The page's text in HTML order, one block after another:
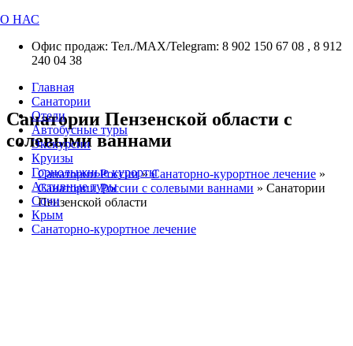
О НАС
Офис продаж: Тел./МАХ/Telegram: 8 902 150 67 08 , 8 912
240 04 38
Главная
Санатории
Отели
Автобусные туры
Экскурсии
Круизы
Горнолыжные курорты
Активные туры
Сочи
Крым
Санаторно-курортное лечение
Санатории Пензенской области с
солевыми ваннами
Санатории России»Санаторно-курортное лечение »
Санатории России с солевыми ваннами » Санатории
Пензенской области